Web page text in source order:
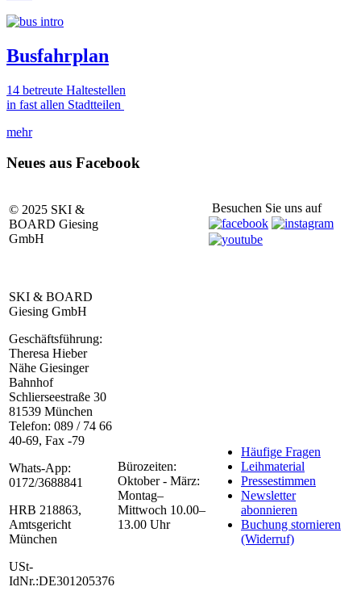
Busfahrplan
14 betreute Haltestellen
in fast allen Stadtteilen
mehr
Neues aus Facebook
© 2025 SKI &
BOARD Giesing
GmbH
Besuchen Sie uns auf
SKI & BOARD
Giesing GmbH
Geschäftsführung:
Theresa Hieber
Nähe Giesinger
Bahnhof
Schlierseestraße 30
81539 München
Telefon: 089 / 74 66
40-69, Fax -79
Whats-App:
0172/3688841
HRB 218863,
Amtsgericht
München
USt-
IdNr.:DE301205376
Bürozeiten:
Oktober - März:
Montag–
Mittwoch 10.00–
13.00 Uhr
Häufige Fragen
Leihmaterial
Pressestimmen
Newsletter
abonnieren
Buchung stornieren
(Widerruf)